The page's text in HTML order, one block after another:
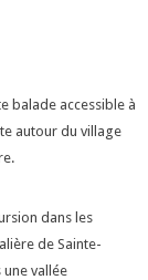
balade accessible à
autour du village
dans les
de Sainte-
vallée